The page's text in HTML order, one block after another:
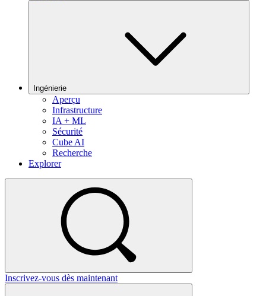
Ingénierie
Aperçu
Infrastructure
IA + ML
Sécurité
Cube AI
Recherche
Explorer
Inscrivez-vous dès maintenant